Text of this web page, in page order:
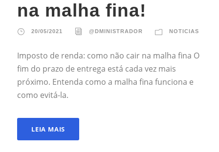
na malha fina!
20/05/2021 @DMINISTRADOR NOTICIAS
Imposto de renda: como não cair na malha fina O
fim do prazo de entrega está cada vez mais
próximo. Entenda como a malha fina funciona e
como evitá-la.
LEIA MAIS